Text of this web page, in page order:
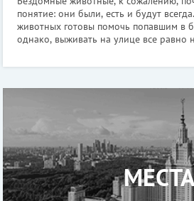
понятие: они были, есть и будут
животных готовы помочь попавшим в
однако, выживать на улице все равно
которые готовы приютить оставшихс